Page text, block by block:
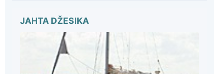
JAHTA DŽESIKA